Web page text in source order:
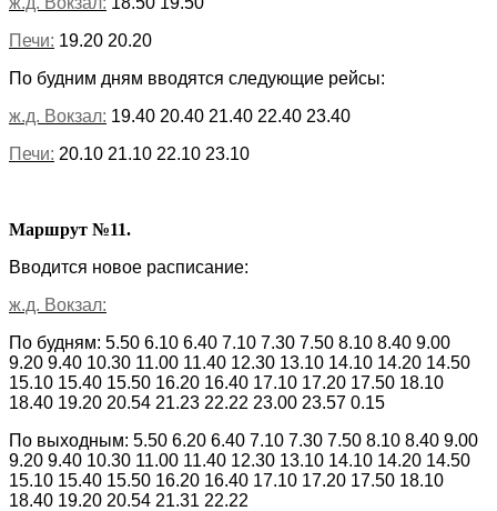
Печи: 19.20 20.20
По будним дням вводятся следующие рейсы:
ж.д. Вокзал: 19.40 20.40 21.40 22.40 23.40
Печи: 20.10 21.10 22.10 23.10
Маршрут №11.
Вводится новое расписание:
ж.д. Вокзал:
По будням: 5.50 6.10 6.40 7.10 7.30 7.50 8.10 8.40 9.00
9.20 9.40 10.30 11.00 11.40 12.30 13.10 14.10 14.20 14.50
15.10 15.40 15.50 16.20 16.40 17.10 17.20 17.50 18.10
18.40 19.20 20.54 21.23 22.22 23.00 23.57 0.15
По выходным: 5.50 6.20 6.40 7.10 7.30 7.50 8.10 8.40 9.00
9.20 9.40 10.30 11.00 11.40 12.30 13.10 14.10 14.20 14.50
15.10 15.40 15.50 16.20 16.40 17.10 17.20 17.50 18.10
18.40 19.20 20.54 21.31 22.22